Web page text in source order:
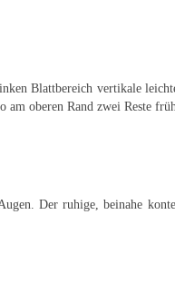
Blattbereich vertikale
oberen Rand zwei Reste
Der ruhige, beinahe